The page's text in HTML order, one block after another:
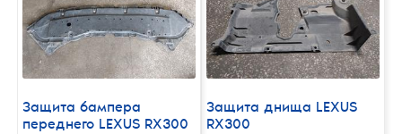
Защита бампера
переднего LEXUS RX300
Защита днища LEXUS
RX300